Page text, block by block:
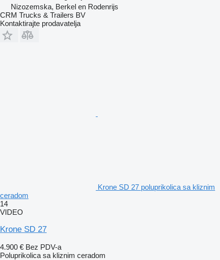
Nizozemska, Berkel en Rodenrijs
CRM Trucks & Trailers BV
Kontaktirajte prodavatelja
Krone SD 27 poluprikolica sa kliznim
ceradom
14
VIDEO
Krone SD 27
4.900 € Bez PDV-a
Poluprikolica sa kliznim ceradom